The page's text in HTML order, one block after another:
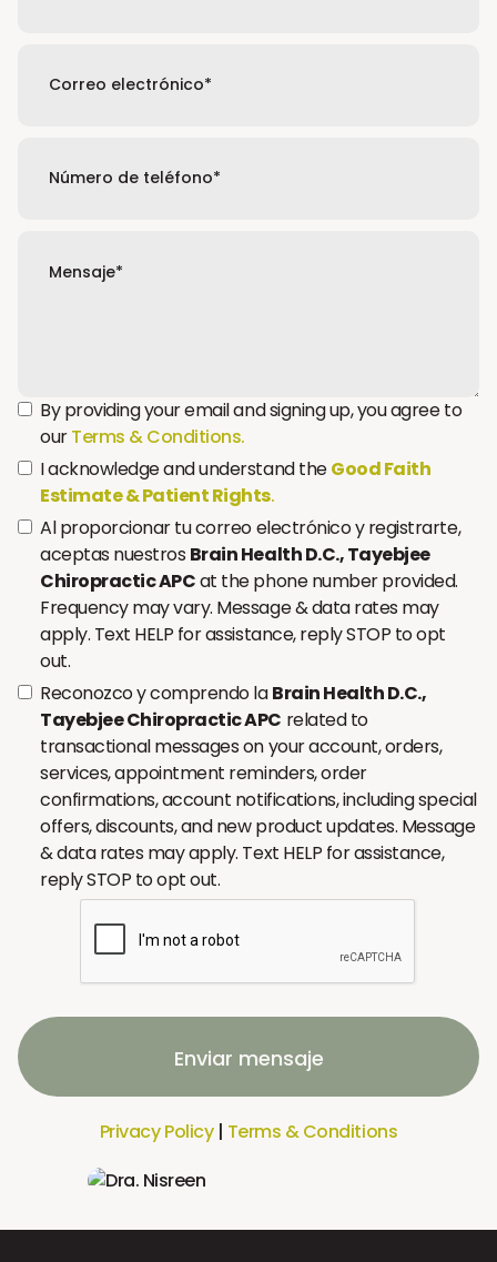
By providing your email and signing up, you agree to
ourTerms & Conditions.
I acknowledge and understand theGood Faith
Estimate & Patient Rights.
Al proporcionar tu correo electrónico y registrarte,
aceptas nuestros Brain Health D.C., Tayebjee
Chiropractic APCat the phone number provided.
Frequency may vary. Message & data rates may
apply. Text HELP for assistance, reply STOP to opt
out.
Reconozco y comprendo laBrain Health D.C.,
Tayebjee Chiropractic APC related to
transactional messages on your account, orders,
services, appointment reminders, order
confirmations, account notifications, including special
offers, discounts, and new product updates. Message
& data rates may apply. Text HELP for assistance,
reply STOP to opt out.
Enviar mensaje
Privacy Policy| Terms & Conditions